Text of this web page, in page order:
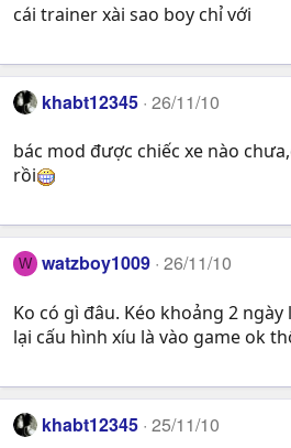
cái trainer xài sao boy chỉ với
khabt12345 26/11/10
bác mod được chiếc xe nào
rồi
W watzboy1009 26/11/10
Ko có gì đâu. Kéo khoảng 2
lại cấu hình xíu là vào game ok
khabt12345 25/11/10